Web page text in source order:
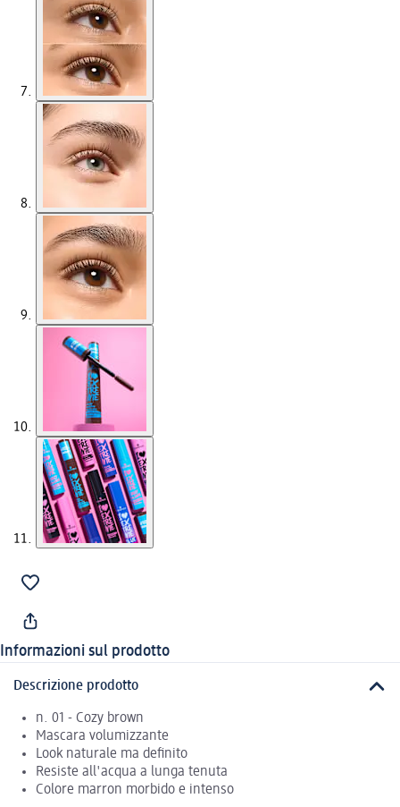
Informazioni sul prodotto
Descrizione prodotto
n. 01 - Cozy brown
Mascara volumizzante
Look naturale ma definito
Resiste all'acqua a lunga tenuta
Colore marron morbido e intenso